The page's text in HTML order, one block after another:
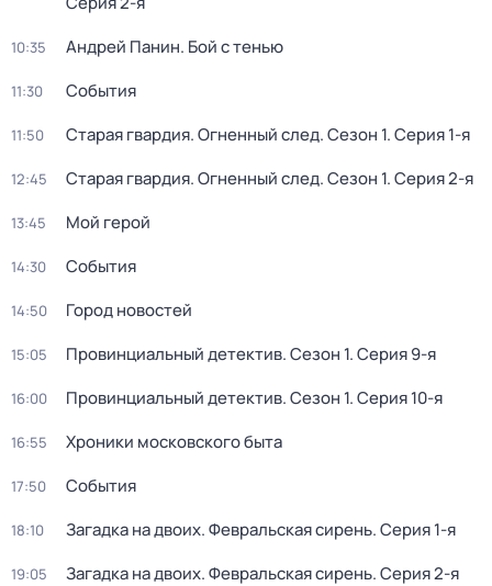
10:35 Андрей Панин. Бой с тенью
11:30 События
11:50 Старая гвардия. Огненный след. Сезон 1. Серия 1-я
12:45 Старая гвардия. Огненный след. Сезон 1. Серия 2-я
13:45 Мой герой
14:30 События
14:50 Город новостей
15:05 Провинциальный детектив. Сезон 1. Серия 9-я
16:00 Провинциальный детектив. Сезон 1. Серия 10-я
16:55 Хроники московского быта
17:50 События
18:10 Загадка на двоих. Февральская сирень. Серия 1-я
19:05 Загадка на двоих. Февральская сирень. Серия 2-я